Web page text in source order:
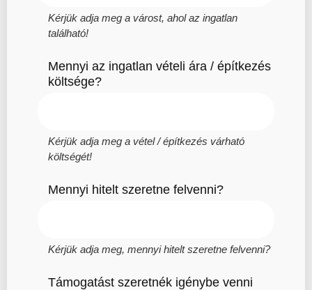
Kérjük adja meg a várost, ahol az ingatlan
található!
Mennyi az ingatlan vételi ára / építkezés
költsége?
Kérjük adja meg a vétel / építkezés várható
költségét!
Mennyi hitelt szeretne felvenni?
Kérjük adja meg, mennyi hitelt szeretne felvenni?
Támogatást szeretnék igénybe venni